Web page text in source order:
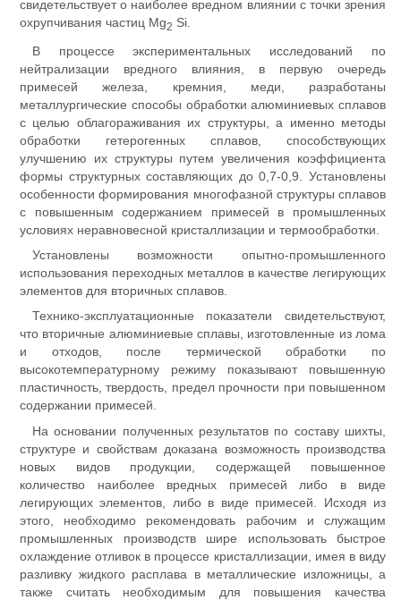
свидетельствует о наиболее вредном влиянии с точки зрения
охрупчивания частиц Mg2 Si.
В процессе экспериментальных исследований по
нейтрализации вредного влияния, в первую очередь
примесей железа, кремния, меди, разработаны
металлургические способы обработки алюминиевых сплавов
с целью облагораживания их структуры, а именно методы
обработки гетерогенных сплавов, способствующих
улучшению их структуры путем увеличения коэффициента
формы структурных составляющих до 0,7-0,9. Установлены
особенности формирования многофазной структуры сплавов
с повышенным содержанием примесей в промышленных
условиях неравновесной кристаллизации и термообработки.
Установлены возможности опытно-промышленного
использования переходных металлов в качестве легирующих
элементов для вторичных сплавов.
Технико-эксплуатационные показатели свидетельствуют,
что вторичные алюминиевые сплавы, изготовленные из лома
и отходов, после термической обработки по
высокотемпературному режиму показывают повышенную
пластичность, твердость, предел прочности при повышенном
содержании примесей.
На основании полученных результатов по составу шихты,
структуре и свойствам доказана возможность производства
новых видов продукции, содержащей повышенное
количество наиболее вредных примесей либо в виде
легирующих элементов, либо в виде примесей. Исходя из
этого, необходимо рекомендовать рабочим и служащим
промышленных производств шире использовать быстрое
охлаждение отливок в процессе кристаллизации, имея в виду
разливку жидкого расплава в металлические изложницы, а
также считать необходимым для повышения качества